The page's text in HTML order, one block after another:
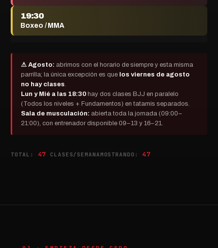
19:30
Boxeo / MMA
⚠ Agosto: abrimos con el horario de siempre y esta misma
parrilla; la única excepción es que los viernes de agosto
no hay clases.
Lun y Mié a las 18:30 hay dos clases BJJ en paralelo
(Todos los niveles + Fundamentos) en tatamis separados.
Sala de musculación: abierta toda la jornada (09:00–
21:00), con entrenador disponible 09–13 y 16–21.
TOTAL: 47 CLASES/SEMANA MOSTRANDO: 47